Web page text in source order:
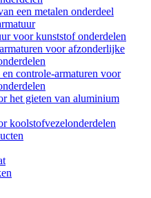
een metalen onderdeel
voor kunststof onderdelen
voor afzonderlijke
controle-armaturen voor
het gieten van aluminium
koolstofvezelonderdelen